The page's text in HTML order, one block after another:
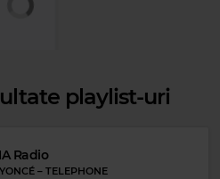
playlist-uri
Radio
– TELEPHONE